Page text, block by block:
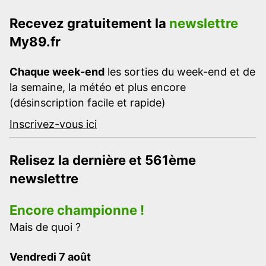
Recevez gratuitement la newslettre
My89.fr
Chaque week-end les sorties du week-end et de
la semaine, la météo et plus encore
(désinscription facile et rapide)
Inscrivez-vous ici
Relisez la dernière et 561ème
newslettre
Encore championne !
Mais de quoi ?
Vendredi 7 août